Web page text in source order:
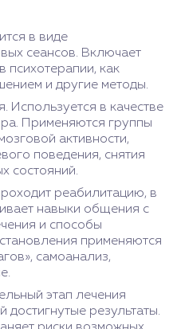
в виде
сеансов. Включает
психотерапии, как
и другие методы.
Используется в качестве
Применяются группы
активности,
поведения, снятия
состояний.
реабилитацию, в
навыки общения с
и способы
применяются
самоанализ,
этап лечения
результаты.